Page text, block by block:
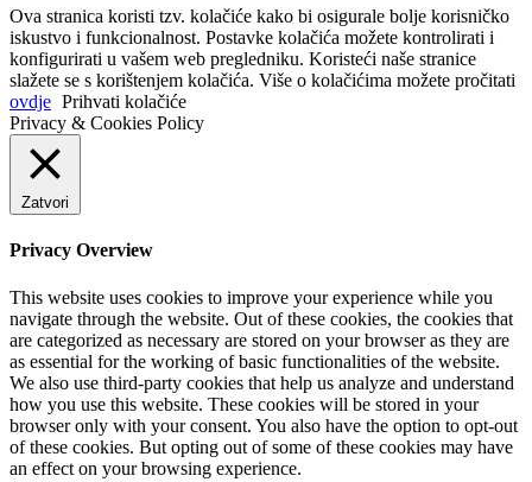
Ova stranica koristi tzv. kolačiće kako bi osigurale bolje korisničko
iskustvo i funkcionalnost. Postavke kolačića možete kontrolirati i
konfigurirati u vašem web pregledniku. Koristeći naše stranice
slažete se s korištenjem kolačića. Više o kolačićima možete pročitati
ovdje Prihvati kolačiće
Privacy & Cookies Policy
Zatvori
Privacy Overview
This website uses cookies to improve your experience while you
navigate through the website. Out of these cookies, the cookies that
are categorized as necessary are stored on your browser as they are
as essential for the working of basic functionalities of the website.
We also use third-party cookies that help us analyze and understand
how you use this website. These cookies will be stored in your
browser only with your consent. You also have the option to opt-out
of these cookies. But opting out of some of these cookies may have
an effect on your browsing experience.